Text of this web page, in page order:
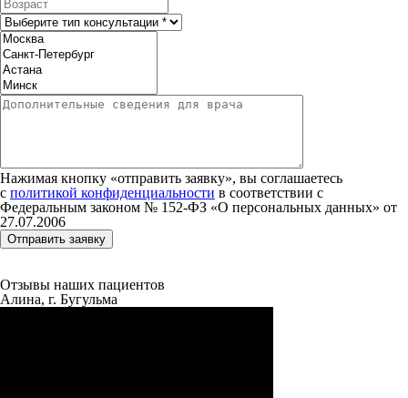
Нажимая кнопку «отправить заявку», вы соглашаетесь
с политикой конфиденциальности в соответствии с
Федеральным законом № 152‑ФЗ «О персональных данных» от
27.07.2006
Отзывы наших пациентов
Алина, г. Бугульма